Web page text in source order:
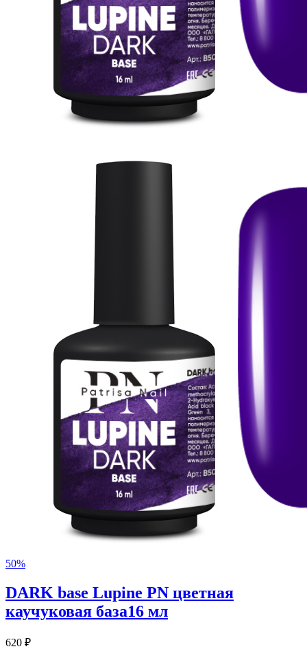
50%
DARK base Lupine PN цветная
каучуковая база16 мл
620 ₽